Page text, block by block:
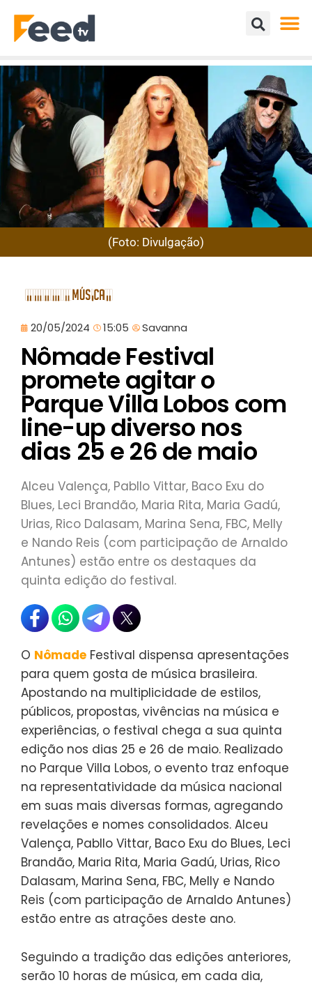
(Foto: Divulgação)
20/05/2024 15:05 Savanna
Nômade Festival
promete agitar o
Parque Villa Lobos com
line-up diverso nos
dias 25 e 26 de maio
Alceu Valença, Pabllo Vittar, Baco Exu do
Blues, Leci Brandão, Maria Rita, Maria Gadú,
Urias, Rico Dalasam, Marina Sena, FBC, Melly
e Nando Reis (com participação de Arnaldo
Antunes) estão entre os destaques da
quinta edição do festival.
O Nômade Festival dispensa apresentações
para quem gosta de música brasileira.
Apostando na multiplicidade de estilos,
públicos, propostas, vivências na música e
experiências, o festival chega a sua quinta
edição nos dias 25 e 26 de maio. Realizado
no Parque Villa Lobos, o evento traz enfoque
na representatividade da música nacional
em suas mais diversas formas, agregando
revelações e nomes consolidados. Alceu
Valença, Pabllo Vittar, Baco Exu do Blues, Leci
Brandão, Maria Rita, Maria Gadú, Urias, Rico
Dalasam, Marina Sena, FBC, Melly e Nando
Reis (com participação de Arnaldo Antunes)
estão entre as atrações deste ano.
Seguindo a tradição das edições anteriores,
serão 10 horas de música, em cada dia,